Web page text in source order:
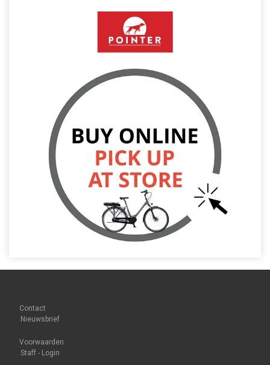
Contact
Nieuwsbrief
Voorwaarden
Staff - Login